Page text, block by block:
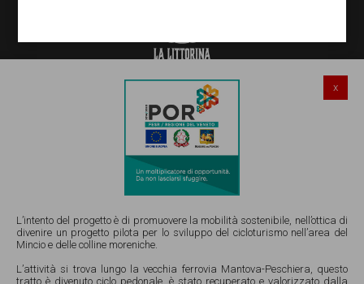
Salionze di Valeggio sul Mincio (VR)
Via Gardesana Nord 241
info@lalittorinadelmincio.it
Tel e Whatsapp Ristorante 045 4852921
Tel e Whatsapp Noleggio Bicy 351 4086776
x
L’intento del progetto è di promuovere la mobilità sostenibile, nell’ottica di
divenire un progetto pilota per lo sviluppo del cicloturismo nell’area del
Mincio e delle colline moreniche.
L’attività si trova lungo la vecchia ferrovia Mantova-Peschiera, questo
tratto è divenuto ciclo pedonale, è stato recuperato e valorizzato dalla